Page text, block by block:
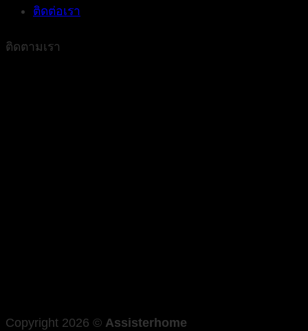
ติดต่อเรา
ติดตามเรา
Copyright 2026 © Assisterhome